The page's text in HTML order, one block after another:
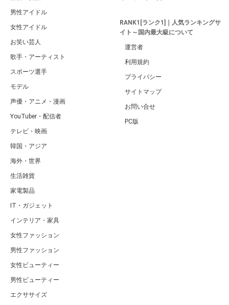
男性アイドル
女性アイドル
お笑い芸人
歌手・アーティスト
スポーツ選手
モデル
声優・アニメ・漫画
YouTuber・配信者
テレビ・映画
韓国・アジア
海外・世界
生活雑貨
家電製品
IT・ガジェット
インテリア・家具
女性ファッション
男性ファッション
女性ビューティー
男性ビューティー
エクササイズ
RANK1[ランク1]｜人気ランキングサ
イト～国内最大級について
運営者
利用規約
プライバシー
サイトマップ
お問い合せ
PC版